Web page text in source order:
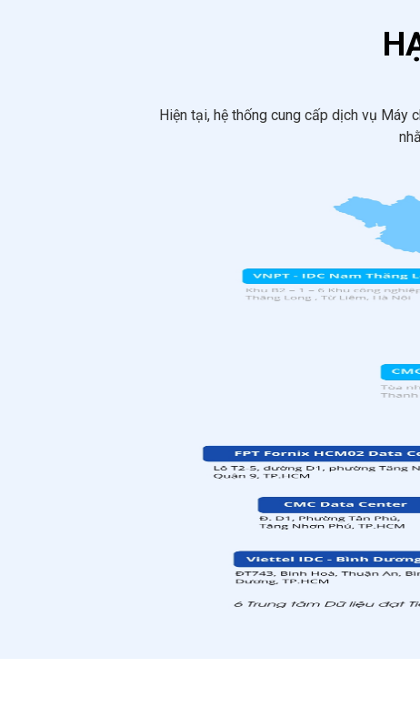
Hiện tại, hệ thống cung cấp dịch vụ